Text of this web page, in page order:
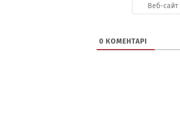
0 КОМЕНТАРІ